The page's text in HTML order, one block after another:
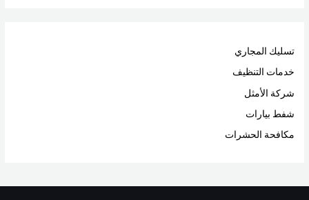
تسليك المجاري
خدمات التنظيف
شركة الأمثل
شفط بيارات
مكافحة الحشرات